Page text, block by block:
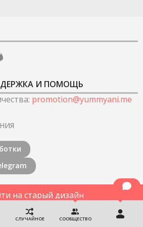
СЛУЧАЙНОЕ СООБЩЕСТВО
И ПОМОЩЬ
: promotion@yummyani.me
на старый дизайн
Все права защищены